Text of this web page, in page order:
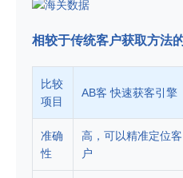
相较于传统客户获取方法
比较
项目
AB客 快速获客引擎
准确
性
高，可以精准定位客
户